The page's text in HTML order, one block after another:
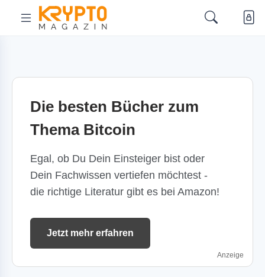
Die besten Bücher zum
Thema Bitcoin
Egal, ob Du Dein Einsteiger bist oder
Dein Fachwissen vertiefen möchtest -
die richtige Literatur gibt es bei Amazon!
Jetzt mehr erfahren
Anzeige